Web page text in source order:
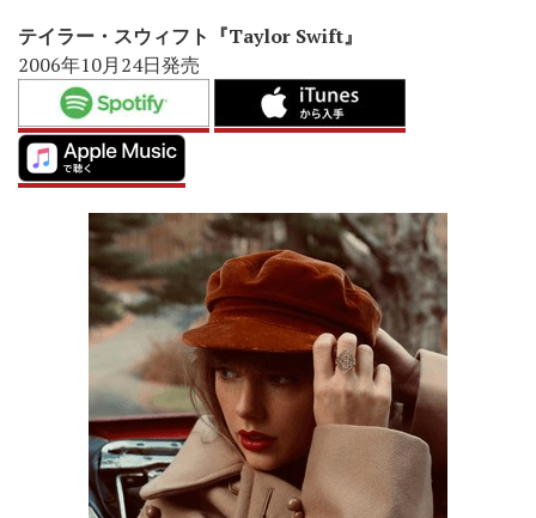
テイラー・スウィフト『Taylor Swift』
2006年10月24日発売